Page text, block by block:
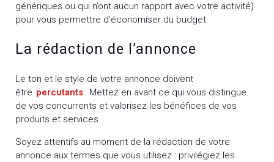
génériques ou qui n’ont aucun rapport avec votre activité)
pour vous permettre d’économiser du budget.
La rédaction de l’annonce
Le ton et le style de votre annonce doivent
être percutants. Mettez en avant ce qui vous distingue
de vos concurrents et valorisez les bénéfices de vos
produits et services.
Soyez attentifs au moment de la rédaction de votre
annonce aux termes que vous utilisez : privilégiez les